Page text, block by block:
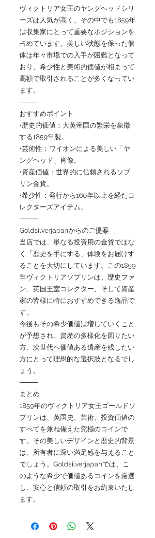
ヴィクトリア女王のヤングヘッドシリ
ーズは人気が高く、その中でも1859年
は収集家にとって重要なポジションを
占めています。美しい状態を保った個
体は年々市場での入手が困難となって
おり、希少性と美術的価値が相まって
高額で取引されることが多くなってい
ます。
⸻
おすすめポイント
•歴史的価値：大英帝国の繁栄を象徴
する1859年製。
•芸術性：ワイオンによる美しい「ヤ
ングヘッド」肖像。
•資産価値：世界的に信頼されるソブ
リン金貨。
•希少性：発行から160年以上を経たコ
レクターズアイテム。
⸻
Goldsilverjapanからのご提案
当店では、単なる投資用の金貨ではな
く「歴史を手にする」体験をお届けす
ることを大切にしています。この1859
年ヴィクトリアソブリンは、歴史ファ
ン、英国王室コレクター、そして資産
家の皆様に特におすすめできる逸品で
す。
今後もその希少価値は増していくこと
が予想され、資産の多様化を図りたい
方、次世代へ価値ある遺産を残したい
方にとって理想的な選択肢となるでし
ょう。
⸻
まとめ
1859年のヴィクトリア女王ゴールドソ
ブリンは、英国史、芸術、投資価値の
すべてを兼ね備えた究極のコインで
す。その美しいデザインと歴史的背景
は、所有者に深い満足感を与えること
でしょう。Goldsilverjapanでは、こ
のような希少で価値あるコインを厳選
し、安心と信頼の取引をお約束いたし
ます。